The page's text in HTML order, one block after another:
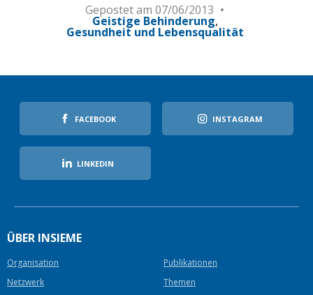
Gepostet am 07/06/2013
Geistige Behinderung
Gesundheit und Lebensqualität
FACEBOOK INSTAGRAM
LINKEDIN
ÜBER INSIEME
Organisation
Publikationen
Netzwerk
Themen